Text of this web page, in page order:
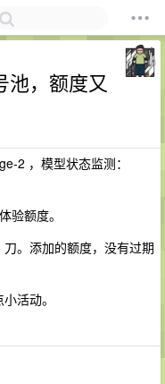
池，额度又
2 ，模型状态监测：
验额度。
。添加的额度，没有过期
活动。